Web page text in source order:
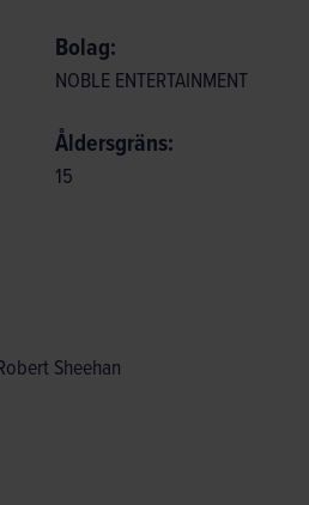
Bolag:
NOBLE ENTERTAINMENT
Åldersgräns:
15
Sheehan